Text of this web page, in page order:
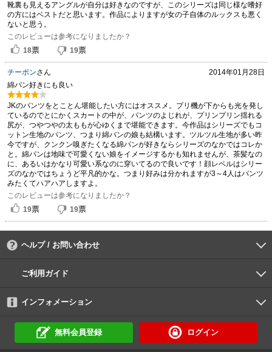
靴裏も見えるアングルが自分は好きなのですが、このシリーズは同じ様な嗜好
の方にはベストだと思います。作品によりますが女の子自体のルックスも悪く
ないと思う。
このレビューは参考になりましたか？
18票 19票
チーポンさん
2014年01月28日
綿パン好きにも良い
JKのパンツをとことん堪能したい方にはオススメ。プリ機が下からも光を発し
ているのでとにかくスカートの中が、パンツのよじれが、プリンプリン揺れる
尻が、つやつやの太ももが心ゆくまで堪能できます。今作品はシリーズでもコ
ットン生地のパンツ、つまり綿パンの娘も結構います。ツルツル生地が多い昨
今ですが、クンクン嗅ぎたくなる綿パンが好きならシリーズのなかではコレか
と。綿パンは地味で可愛くない娘をイメージするかも知れませんが、茶髪なの
に、あるいはかなり可愛い系なのに穿いてるので良いです！顔レベルはシリー
ズのなかではちょうど平凡的かな。つまり好みは分かれますが3～4人はパンツ
みたくてハアハアしますよ。
このレビューは参考になりましたか？
19票 19票
ヘルプ / お問い合わせ
よくあるご質問
ご利用環境
お支払い方法
パスワードの再設定
サポートセンター
ご利用ガイド
初めての方へ
会員登録の手順
作品購入の手順
動画再生の手順
検索のヒント
DUGA Player
インフォメーション
DUGAからのお知らせ
デュガの歴史とあゆみ
利用規約
個人情報保護方針
特定商取引法
資金決済法
倫理基準
サイトマップ無料会員登録 ログイン